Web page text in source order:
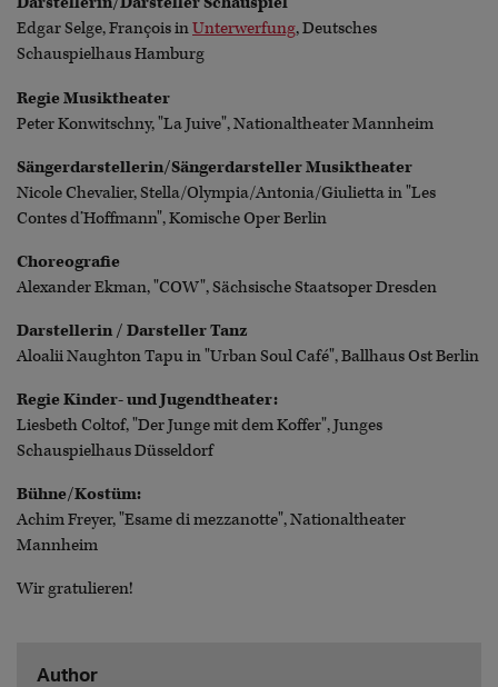
Edgar Selge, François inUnterwerfung, Deutsches
Schauspielhaus Hamburg
Regie Musiktheater
Peter Konwitschny, "La Juive", Nationaltheater Mannheim
Sängerdarstellerin/Sängerdarsteller Musiktheater
Nicole Chevalier, Stella/Olympia/Antonia/Giulietta in "Les
Contes d’Hoffmann", Komische Oper Berlin
Choreografie
Alexander Ekman, "COW", Sächsische Staatsoper Dresden
Darstellerin / Darsteller Tanz
Aloalii Naughton Tapu in "Urban Soul Café", Ballhaus Ost Berlin
Regie Kinder- und Jugendtheater:
Liesbeth Coltof, "Der Junge mit dem Koffer", Junges
Schauspielhaus Düsseldorf
Bühne/Kostüm:
Achim Freyer, "Esame di mezzanotte", Nationaltheater
Mannheim
Wir gratulieren!
Author